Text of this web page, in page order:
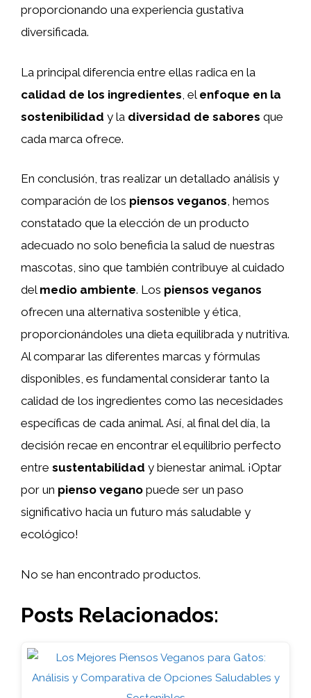
proporcionando una experiencia gustativa
diversificada.
La principal diferencia entre ellas radica en la
calidad de los ingredientes , el enfoque en la
sostenibilidad y la diversidad de sabores que
cada marca ofrece.
En conclusión, tras realizar un detallado análisis y
comparación de los piensos veganos, hemos
constatado que la elección de un producto
adecuado no solo beneficia la salud de nuestras
mascotas, sino que también contribuye al cuidado
del medio ambiente. Los piensos veganos
ofrecen una alternativa sostenible y ética,
proporcionándoles una dieta equilibrada y nutritiva.
Al comparar las diferentes marcas y fórmulas
disponibles, es fundamental considerar tanto la
calidad de los ingredientes como las necesidades
específicas de cada animal. Así, al final del día, la
decisión recae en encontrar el equilibrio perfecto
entre sustentabilidad y bienestar animal. ¡Optar
por un pienso vegano puede ser un paso
significativo hacia un futuro más saludable y
ecológico!
No se han encontrado productos.
Posts Relacionados: